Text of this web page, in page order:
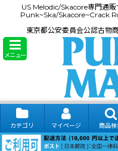
US Melodic/Skacore専門通
Punk~Ska/Skacore~Crack
東京都公安委員会公認古物
メニュー
カテゴリ マイページ 商品検